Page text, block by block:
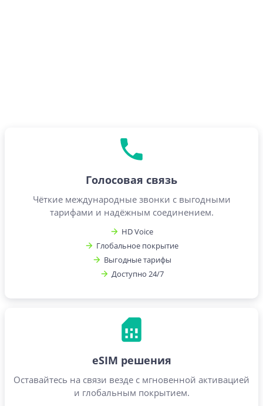
Голосовая связь
Чёткие международные звонки с выгодными
тарифами и надёжным соединением.
HD Voice
Глобальное покрытие
Выгодные тарифы
Доступно 24/7
eSIM решения
Оставайтесь на связи везде с мгновенной активацией
и глобальным покрытием.